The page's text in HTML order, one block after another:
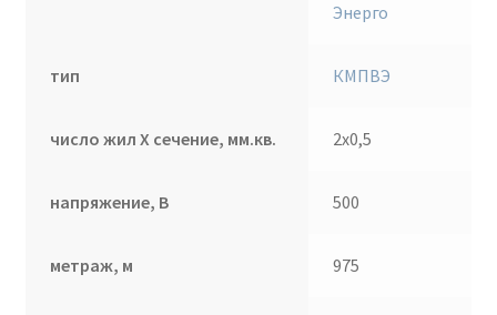
Энерго
тип КМПВЭ
число жил Х сечение, мм.кв. 2х0,5
напряжение, В 500
метраж, м 975